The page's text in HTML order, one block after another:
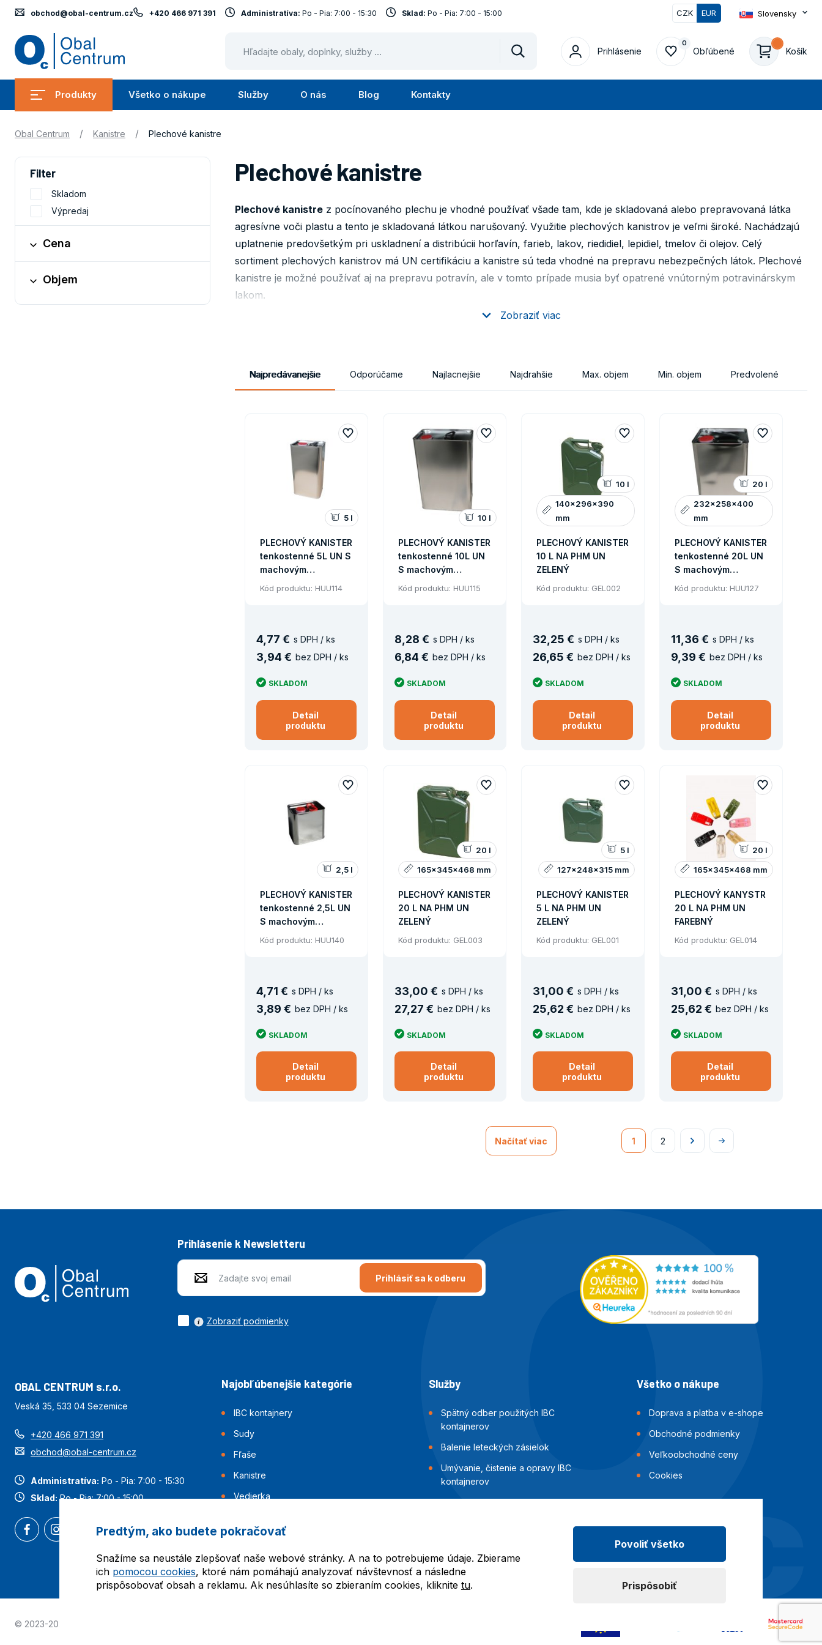
CZK EUR Slovensky
Vyhledat
Prihlásenie Obľúbené
0
Košík
Produkty Všetko o nákupe Služby O nás Blog Kontakty
obchod@obal-centrum.cz +420 466 971 391 Administratíva: Po - Pia: 7:00 - 15:30 Sklad: Po - Pia: 7:00 - 15:00
Obal Centrum / Kanistre / Plechové kanistre
Plechové kanistre
Plechové kanistre z pocínovaného plechu je vhodné používať všade tam, kde je skladovaná alebo prepravovaná látka
agresívne voči plastu a tento je skladovaná látkou narušovaný. Využitie plechových kanistrov je veľmi široké. Nachádzajú
uplatnenie predovšetkým pri uskladnení a distribúcii horľavín, farieb, lakov, riedidiel, lepidiel, tmelov či olejov. Celý
sortiment plechových kanistrov má UN certifikáciu a kanistre sú teda vhodné na prepravu nebezpečných látok. Plechové
kanistre je možné používať aj na prepravu potravín, ale v tomto prípade musia byť opatrené vnútorným potravinárskym
lakom.
VÝHODY A PREDNOSTI plechových kanistroch
machový uzáver plechového kanistra je v štandardnej výbave
UN certifikácia kanistrov
odolný obal
možnosť stohovania
Zobraziť viac
Filter
Skladom
Výpredaj
Cena
Objem
Najpredávanejšie Odporúčame Najlacnejšie Najdrahšie Max. objem Min. objem Predvolené
PLECHOVÝ KANISTER
tenkostenné 5L UN S
machovým
UZÁVEROM
Kód produktu: HUU114
5 l
4,77 € s DPH / ks
3,94 € bez DPH / ks
SKLADOM
Detail
produktu
PLECHOVÝ KANISTER
tenkostenné 10L UN
S machovým
UZÁVEROM
Kód produktu: HUU115
10 l
8,28 € s DPH / ks
6,84 € bez DPH / ks
SKLADOM
Detail
produktu
PLECHOVÝ KANISTER
10 L NA PHM UN
ZELENÝ
Kód produktu: GEL002
10 l
140x296x390
mm
32,25 € s DPH / ks
26,65 € bez DPH / ks
SKLADOM
Detail
produktu
PLECHOVÝ KANISTER
tenkostenné 20L UN
S machovým
UZÁVEROM DIN 57mm
Kód produktu: HUU127
20 l
232x258x400
mm
11,36 € s DPH / ks
9,39 € bez DPH / ks
SKLADOM
Detail
produktu
PLECHOVÝ KANISTER
tenkostenné 2,5L UN
S machovým
UZÁVEROM 42 MM
Kód produktu: HUU140
2,5 l
4 71 € s DPH / ks
3 89 € bez DPH / ks
SKLADOM
Detail
produktu
PLECHOVÝ KANISTER
20 L NA PHM UN
ZELENÝ
Kód produktu: GEL003
20 l
165x345x468 mm
33 00 € s DPH / ks
27, 27 € bez DPH / ks
SKLADOM
Detail
produktu
PLECHOVÝ KANISTER
5 L NA PHM UN
ZELENÝ
Kód produktu: GEL001
5 l
127x248x315 mm
31 00 € s DPH / ks
25 62 € bez DPH / ks
SKLADOM
Detail
produktu
PLECHOVÝ KANYSTR
20 L NA PHM UN
FAREBNÝ
Kód produktu: GEL014
20 l
165x345x468 mm
31 00 € s DPH / ks
25 62 € bez DPH / ks
SKLADOM
Detail
produktu
Načítať viac 1 2
Následující
Na
Prihlásenie k Newsletteru
Prihlásiť sa k odberu
Zobraziť podmienky
OBAL CENTRUM s.r.o.
Veská 35, 533 04 Sezemice
+420 466 971 391
obchod@obal-centrum.cz
Administratíva: Po - Pia: 7:00 - 15:30
Sklad: Po - Pia: 7:00 - 15:00
Najobľúbenejšie kategórie
IBC kontajnery
Sudy
Fľaše
Kanistre
Vedierka
Služby
Spätný odber použitých IBC
kontajnerov
Balenie leteckých zásielok
Umývanie, čistenie a opravy IBC
kontajnerov
Inšpekcia a skúšky tesnosti IBC
Všetko o nákupe
Doprava a platba v e-shope
Obchodné podmienky
Veľkoobchodné ceny
Cookies
© 2023-2026 Obalcentrum.cz. Všetky práva vyhradené. Vytvoril
Predtým, ako budete pokračovať
Snažíme sa neustále zlepšovať naše webové stránky. A na to potrebujeme údaje. Zbierame
ich pomocou cookies, ktoré nám pomáhajú analyzovať návštevnosť a následne
prispôsobovať obsah a reklamu. Ak nesúhlasíte so zbieraním cookies, kliknite tu. Prispôsobiť
Povoliť všetko